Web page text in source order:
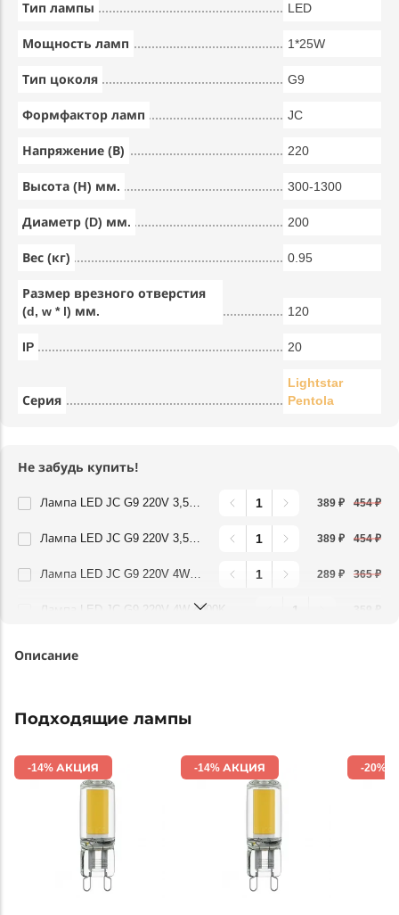
Тип лампы
LED
Мощность ламп 1*25W
Тип цоколя G9
Формфактор ламп JC
Напряжение (В) 220
Высота (Н) мм. 300-1300
Диаметр (D) мм. 200
Вес (кг) 0.95
Размер врезного отверстия
(d, w * l) мм.
120
IP 20
Серия
Lightstar
Pentola
Не забудь купить!
Лампа LED JC G9 220V 3,5W 360G 3000K Lightstar 940422 389 ₽ 454 ₽
Лампа LED JC G9 220V 3,5W 360G 4000K Lightstar 940424 389 ₽ 454 ₽
Лампа LED JC G9 220V 4W 3000K 360G FR Lightstar 940482 289 ₽ 365 ₽
Лампа LED JC G9 220V 4W 4000K 360G FR Lightstar 940484
Описание
Подходящие лампы
-14% АКЦИЯ -14% АКЦИЯ -20%